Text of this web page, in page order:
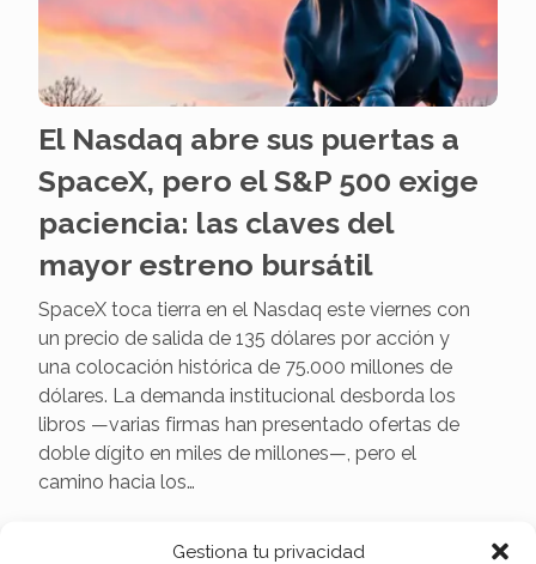
Gestiona tu privacidad
El Nasdaq abre sus puertas a
SpaceX, pero el S&P 500 exige
paciencia: las claves del
mayor estreno bursátil
SpaceX toca tierra en el Nasdaq este viernes con
un precio de salida de 135 dólares por acción y
una colocación histórica de 75.000 millones de
dólares. La demanda institucional desborda los
libros —varias firmas han presentado ofertas de
doble dígito en miles de millones—, pero el
camino hacia los…